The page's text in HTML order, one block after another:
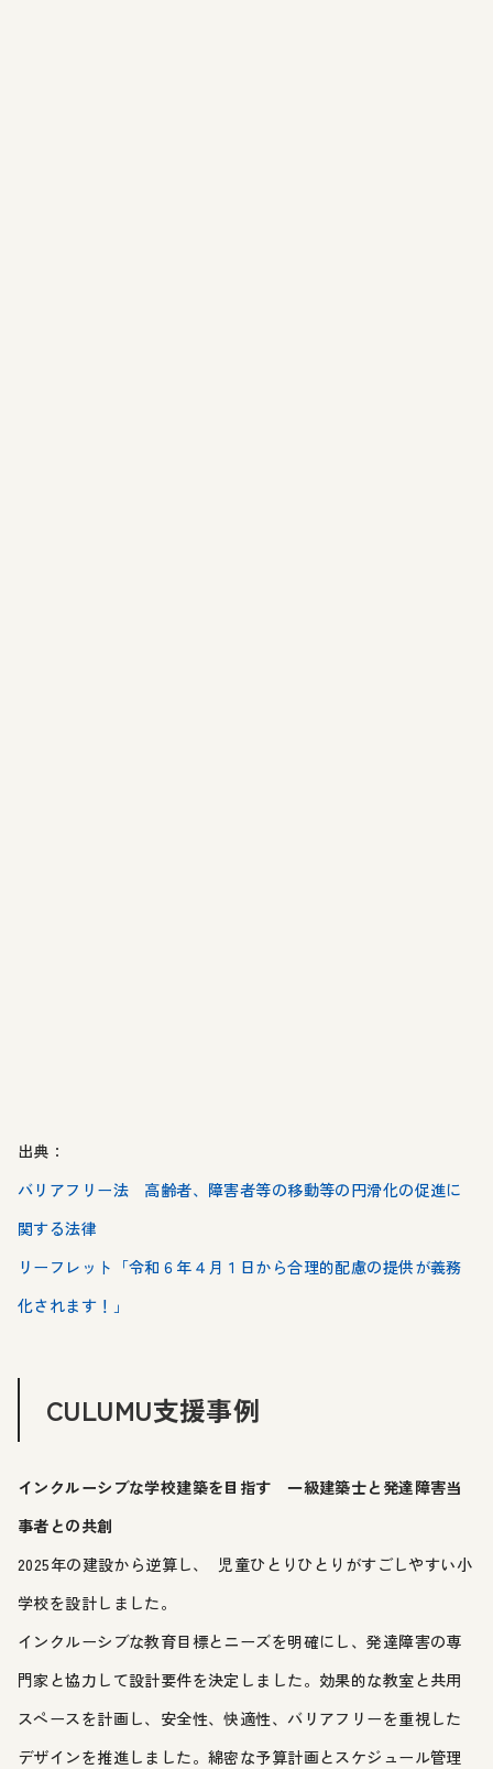
出典：
バリアフリー法 高齢者、障害者等の移動等の円滑化の促進に
関する法律
リーフレット「令和６年４月１日から合理的配慮の提供が義務
化されます！」
CULUMU支援事例
インクルーシブな学校建築を目指す 一級建築士と発達障害当
事者との共創
2025年の建設から逆算し、 児童ひとりひとりがすごしやすい小
学校を設計しました。
インクルーシブな教育目標とニーズを明確にし、発達障害の専
門家と協力して設計要件を決定しました。効果的な教室と共用
スペースを計画し、安全性、快適性、バリアフリーを重視した
デザインを推進しました。綿密な予算計画とスケジュール管理